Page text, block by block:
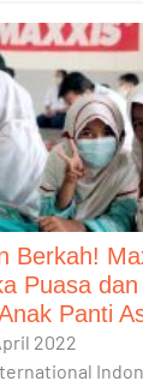
Berkah!
Puasa
Panti
2022